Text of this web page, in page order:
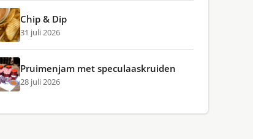
Chip & Dip
31 juli 2026
Pruimenjam met speculaaskruiden
28 juli 2026